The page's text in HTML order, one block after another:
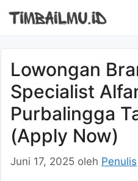
Lowongan
Specialist
Purbalingga
(Apply Now)
Juni 17, 2025 oleh Penulis